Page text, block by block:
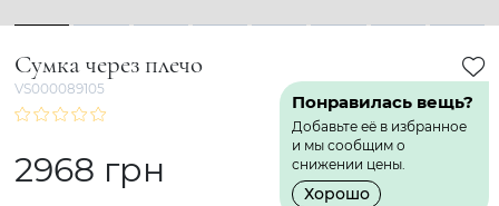
1 2 3 4 5 6 7 8
Сумка через плечо
VS000089105
Понравилась вещь?
Добавьте её в избранное
и мы сообщим о
снижении цены.
Хорошо
2968 грн